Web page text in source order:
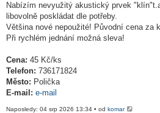
Nabízím nevyužitý akustický prvek
libovolně poskládat dle potřeby.
Většina nové nepoužité! Původní cena za
Při rychlém jednání možná sleva!
Cena: 45 Kč/ks
Telefon: 736171824
Město: Polička
E-mail: e-mail
Naposledy: 04 srp 2026 13:34 • od komar